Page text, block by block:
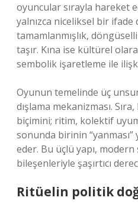
oyuncular sırayla hareket
yalnızca niceliksel bir ifade
tamamlanmışlık,
taşır. Kına ise kültürel
sembolik işaretleme ile
Oyunun temelinde üç
dışlama mekanizması.
biçimini; ritim, kolektif
sonunda birinin
eder. Bu üçlü yapı,
bileşenleriyle şaşırtıcı
Ritüelin politik